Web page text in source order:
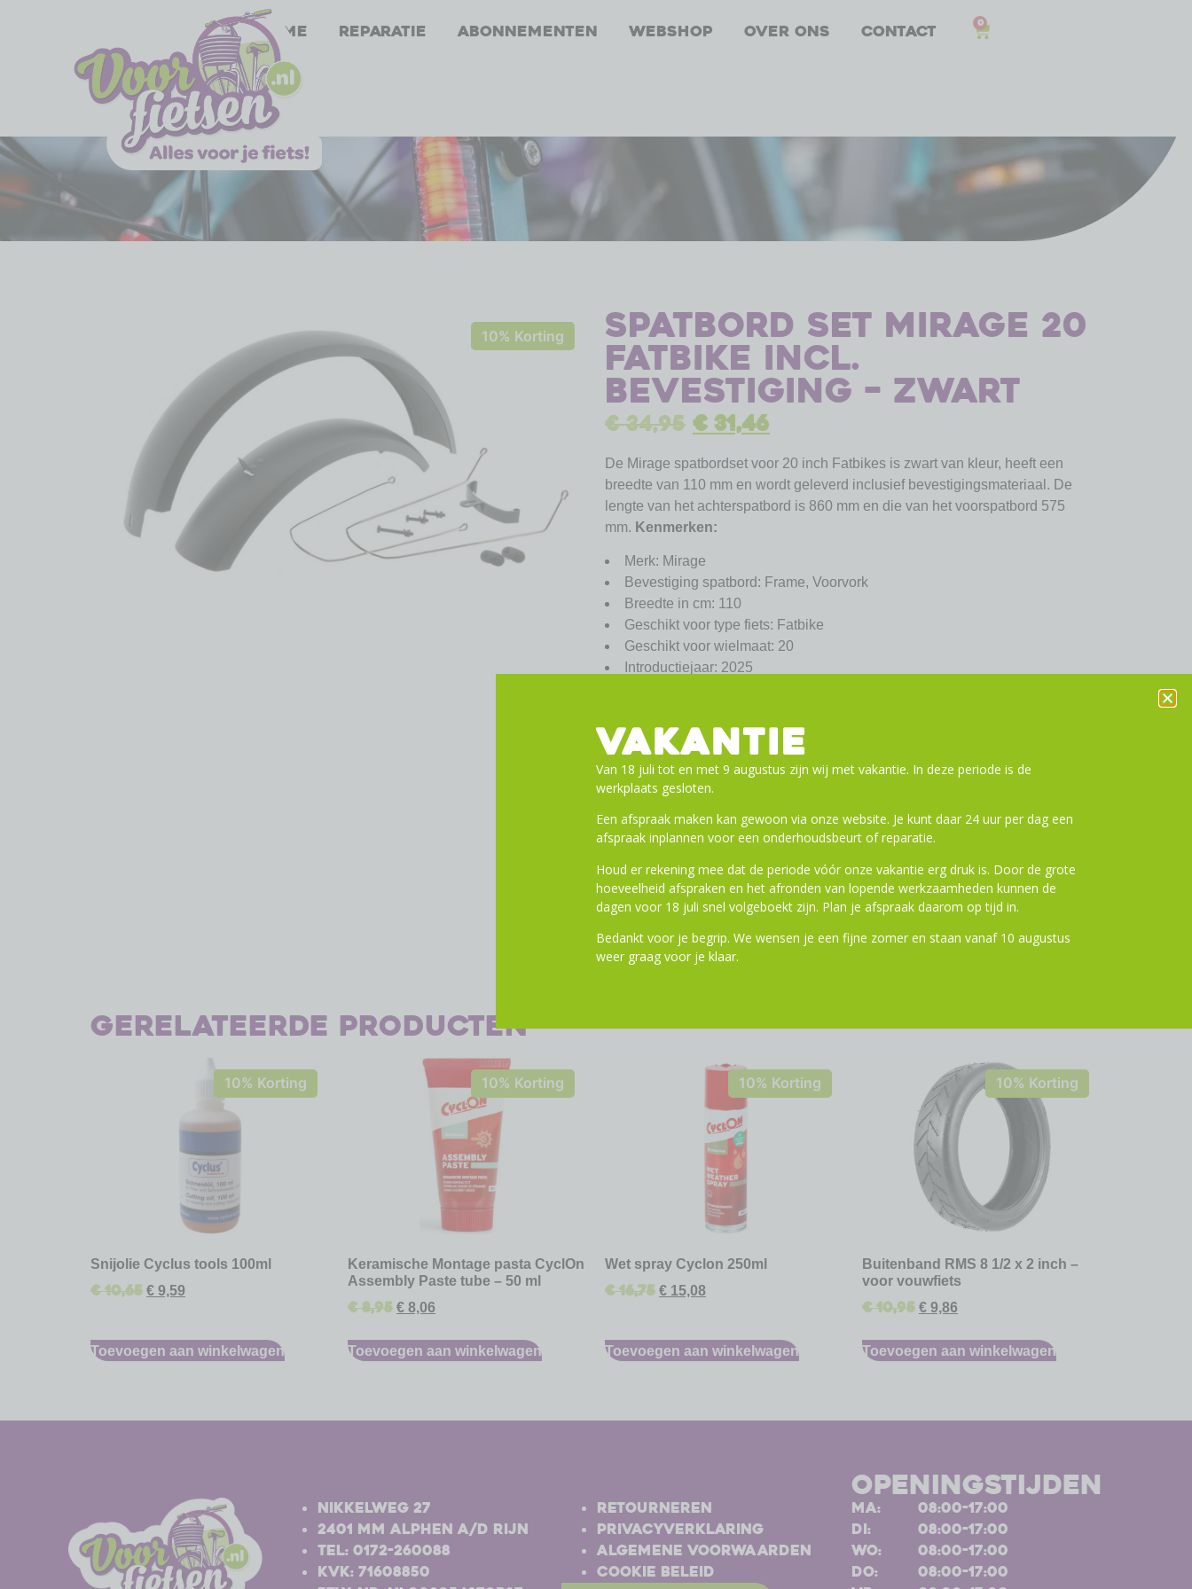
Home Reparatie Abonnementen Webshop Over ons Contact 0
10% Korting Spatbord set Mirage 20
Fatbike incl.
bevestiging – zwart
€34,95 €31,46
De Mirage spatbordset voor 20 inch Fatbikes is zwart van kleur, heeft een
breedte van 110 mm en wordt geleverd inclusief bevestigingsmateriaal. De
lengte van het achterspatbord is 860 mm en die van het voorspatbord 575
mm. Kenmerken:
Merk: Mirage
Bevestiging spatbord: Frame, Voorvork
Breedte in cm: 110
Geschikt voor type fiets: Fatbike
Geschikt voor wielmaat: 20
Introductiejaar: 2025
Primaire basiskleur: Zwart
Type: Mirage
Gerelateerde producten
10% Korting
Snijolie Cyclus tools 100ml
€10,65 € 9,59
Toevoegen aan winkelwagen
10% Korting
Keramische Montage pasta CyclOn
Assembly Paste tube – 50 ml
€8,95 € 8,06
Toevoegen aan winkelwagen
10% Korting
Wet spray Cyclon 250ml
€16,75 € 15,08
Toevoegen aan winkelwagen
10% Korting
Buitenband RMS 8 1/2 x 2 inch –
voor vouwfiets
€10,95 € 9,86
Toevoegen aan winkelwagen
Nikkelweg 27
2401 MM Alphen a/d Rijn
Tel: 0172-260088
Kvk: 71608850
Retourneren
Privacyverklaring
Algemene voorwaarden
Cookie beleid
openingstijden
ma:
di:
wo:
do:
08:00-17:00
08:00-17:00
08:00-17:00
08:00-17:00
VAKANTIE
Van 18 juli tot en met 9 augustus zijn wij met vakantie. In deze periode is de
werkplaats gesloten.
Een afspraak maken kan gewoon via onze website. Je kunt daar 24 uur per dag een
afspraak inplannen voor een onderhoudsbeurt of reparatie.
Houd er rekening mee dat de periode vóór onze vakantie erg druk is. Door de grote
hoeveelheid afspraken en het afronden van lopende werkzaamheden kunnen de
dagen voor 18 juli snel volgeboekt zijn. Plan je afspraak daarom op tijd in.
Bedankt voor je begrip. We wensen je een fijne zomer en staan vanaf 10 augustus
weer graag voor je klaar.